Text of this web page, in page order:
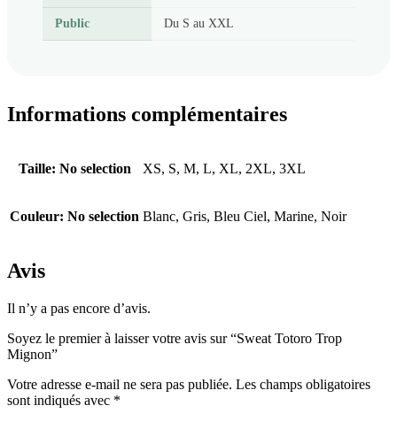
Public Du S au XXL
Informations complémentaires
Taille: No selection XS, S, M, L, XL, 2XL, 3XL
Couleur: No selection Blanc, Gris, Bleu Ciel, Marine, Noir
Avis
Il n’y a pas encore d’avis.
Soyez le premier à laisser votre avis sur “Sweat Totoro Trop
Mignon”
Votre adresse e-mail ne sera pas publiée. Les champs obligatoires
sont indiqués avec *